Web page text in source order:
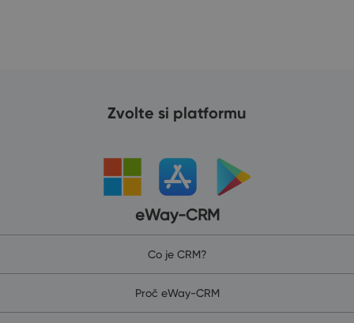
Zvolte si platformu
eWay-CRM
Co je CRM?
Proč eWay-CRM